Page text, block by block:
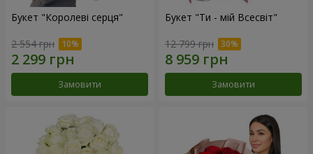
Букет "Королеві серця"
2 554 грн
Замовити
Букет "Ти - мій Всесвіт"
12 799 грн
Замовити